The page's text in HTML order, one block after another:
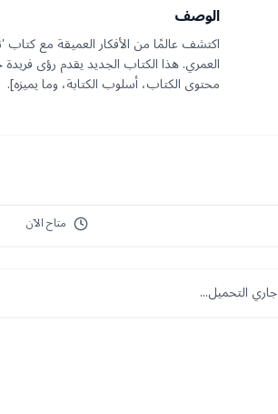
الوصف
اكتشف عالمًا من الأفكار العميقة مع
العمري. هذا الكتاب الجديد يقدم رؤى
محتوى الكتاب، أسلوب الكتابة، وما يميزه].
متاح الآن
جاري التحميل...